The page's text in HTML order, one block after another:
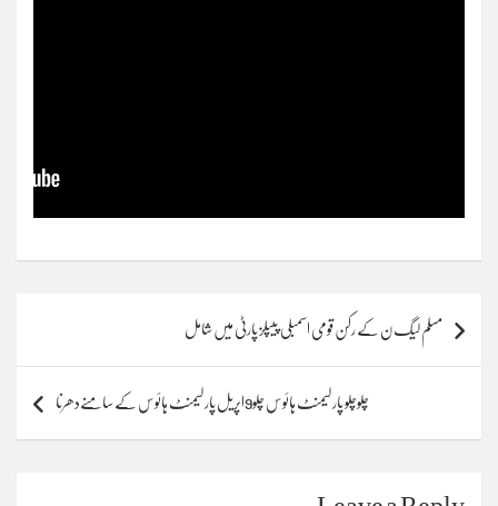
navigation
مسلم لیگ ن کے رکن قومی اسمبلی پیپلز پارٹی میں شامل
چلوچلو پارلیمنٹ ہائوس چلو9اپریل پارلیمنٹ ہائوس کے سامنےدھرنا